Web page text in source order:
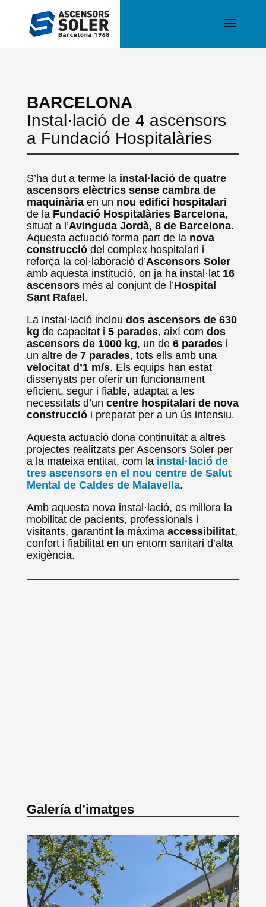
BARCELONA
Instal·lació de 4 ascensors
a Fundació Hospitalàries
S’ha dut a terme la instal·lació de quatre
ascensors elèctrics sense cambra de
maquinàriaen un nou edifici hospitalari
de la Fundació Hospitalàries Barcelona,
situat a l’Avinguda Jordà, 8 de Barcelona.
Aquesta actuació forma part de la nova
construcciódel complex hospitalari i
reforça la col·laboració d’Ascensors Soler
amb aquesta institució, on ja ha instal·lat 16
ascensorsmés al conjunt de l’Hospital
Sant Rafael .
La instal·lació inclou dos ascensors de 630
kg de capacitat i 5 parades, així com dos
ascensors de 1000 kg, un de 6 paradesi
un altre de 7 parades, tots ells amb una
velocitat d’1 m/s. Els equips han estat
dissenyats per oferir un funcionament
eficient, segur i fiable, adaptat a les
necessitats d’un centre hospitalari de nova
construcciói preparat per a un ús intensiu.
Aquesta actuació dona continuïtat a altres
projectes realitzats per Ascensors Soler per
a la mateixa entitat, com la instal·lació de
tres ascensors en el nou centre de Salut
Mental de Caldes de Malavella.
Amb aquesta nova instal·lació, es millora la
mobilitat de pacients, professionals i
visitants, garantint la màxima accessibilitat,
confort i fiabilitat en un entorn sanitari d’alta
exigència.
Galería d’imatges